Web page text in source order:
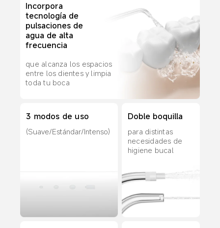
Incorpora
tecnología de
pulsaciones de
agua de alta
frecuencia
que alcanza los espacios
entre los dientes y limpia
toda tu boca
3 modos de uso
(Suave/Estándar/Intenso)
Doble boquilla
para distintas
necesidades de
higiene bucal